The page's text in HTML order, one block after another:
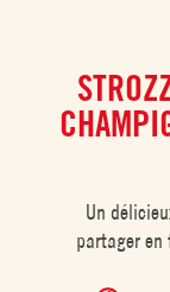
Un
partager